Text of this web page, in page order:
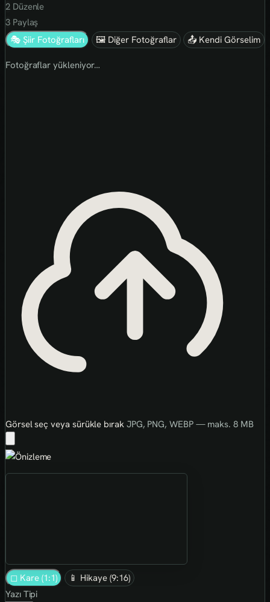
2Düzenle
3Paylaş
🎭 Şiir Fotoğrafları
🖼 Diğer Fotoğraflar 📤 Kendi Görselim
Fotoğraflar yükleniyor…
Görsel seç veya sürükle bırak JPG, PNG, WEBP — maks. 8 MB
◻ Kare (1:1)
📱 Hikaye (9:16)
Yazı Tipi